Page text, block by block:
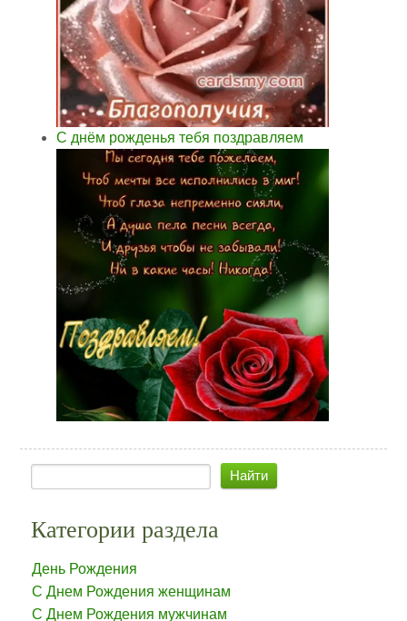
С днём рожденья тебя поздравляем
Категории раздела
День Рождения
С Днем Рождения женщинам
С Днем Рождения мужчинам